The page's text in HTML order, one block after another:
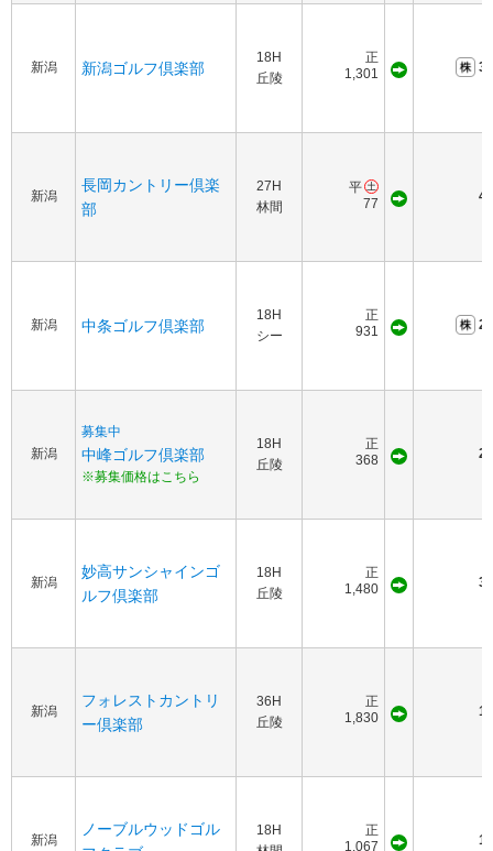
新潟 新潟ゴルフ倶楽部
18H
丘陵
正
1,301
新潟
長岡カントリー倶楽
部
27H
林間
平
77
新潟 中条ゴルフ倶楽部
18H
シー
正
931
新潟
募集中
中峰ゴルフ倶楽部
※募集価格はこちら
18H
丘陵
正
368
新潟
妙高サンシャインゴ
ルフ倶楽部
18H
丘陵
正
1,480
新潟
フォレストカントリ
ー倶楽部
36H
丘陵
正
1,830
新潟
ノーブルウッドゴル
18H
正
1,067